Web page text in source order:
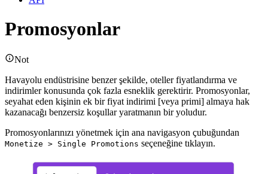
Promosyonlar
Not
Havayolu endüstrisine benzer şekilde, oteller fiyatlandırma ve
indirimler konusunda çok fazla esneklik gerektirir. Promosyonlar,
seyahat eden kişinin ek bir fiyat indirimi [veya primi] almaya hak
kazanacağı benzersiz koşullar yaratmanın bir yoludur.
Promosyonlarınızı yönetmek için ana navigasyon çubuğundan
Monetize > Single Promotions seçeneğine tıklayın.